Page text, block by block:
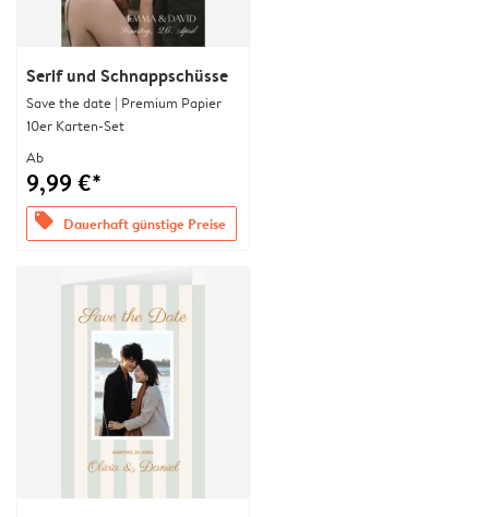
Serif und Schnappschüsse
Save the date | Premium Papier
10er Karten-Set
Ab
9,99 €*
offers Dauerhaft günstige Preise